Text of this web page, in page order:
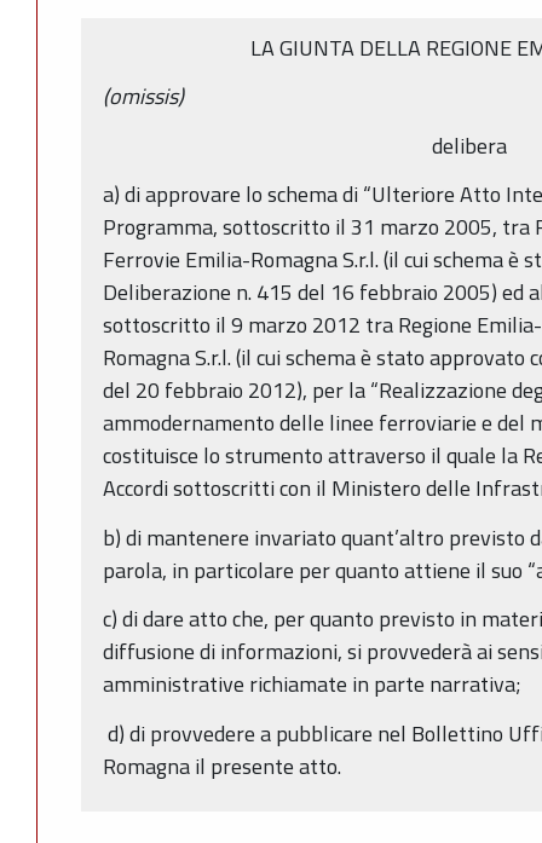
LA GIUNTA DELLA REGIONE
(omissis)
delibera
a) di approvare lo schema di “Ulteriore Atto
Programma, sottoscritto il 31 marzo 2005, tra
Ferrovie Emilia-Romagna S.r.l. (il cui schema è
Deliberazione n. 415 del 16 febbraio 2005) ed
sottoscritto il 9 marzo 2012 tra Regione
Romagna S.r.l. (il cui schema è stato
del 20 febbraio 2012), per la “Realizzazione
ammodernamento delle linee ferroviarie e del
costituisce lo strumento attraverso il quale la
Accordi sottoscritti con il Ministero delle
b) di mantenere invariato quant’altro previsto
parola, in particolare per quanto attiene il suo
c) di dare atto che, per quanto previsto in
diffusione di informazioni, si provvederà ai
amministrative richiamate in parte narrativa;
d) di provvedere a pubblicare nel Bollettino
Romagna il presente atto.